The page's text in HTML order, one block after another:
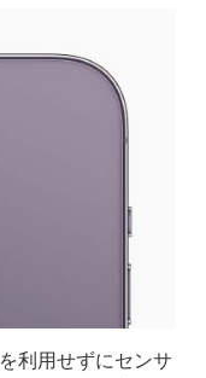
利用せずにセンサ